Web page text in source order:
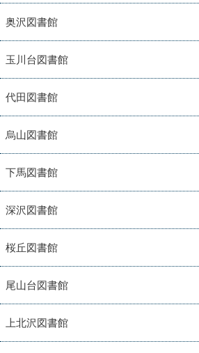
奥沢図書館
玉川台図書館
代田図書館
烏山図書館
下馬図書館
深沢図書館
桜丘図書館
尾山台図書館
上北沢図書館